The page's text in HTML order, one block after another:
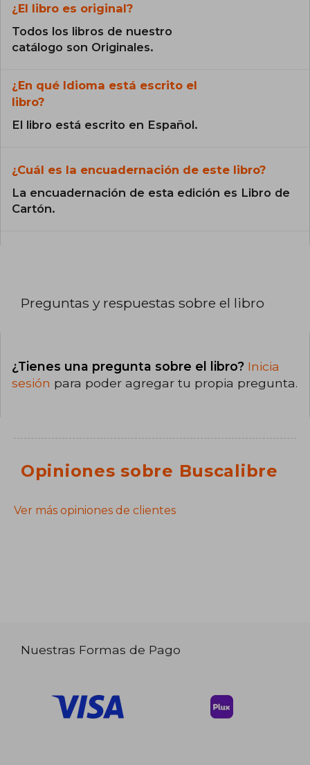
¿El libro es original?
Todos los libros de nuestro
catálogo son Originales.
¿En qué Idioma está escrito el
libro?
El libro está escrito en Español.
¿Cuál es la encuadernación de este libro?
La encuadernación de esta edición es Libro de
Cartón.
Preguntas y respuestas sobre el libro
¿Tienes una pregunta sobre el libro? Inicia
sesión para poder agregar tu propia pregunta.
Opiniones sobre Buscalibre
Ver más opiniones de clientes
Nuestras Formas de Pago